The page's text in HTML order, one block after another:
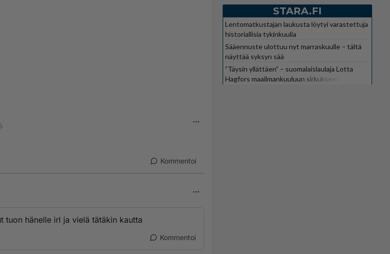
Kommentoi
tuon hänelle irl ja vielä tätäkin kautta
Kommentoi
STARA.FI
Lentomatkustajan laukusta löytyi varastettuja
historiallisia tykinkuulia
Sääennuste ulottuu nyt marraskuulle – tältä
näyttää syksyn sää
”Täysin yllättäen” – suomalaislaulaja Lotta
Hagfors maailmankuuluun sirkukseen